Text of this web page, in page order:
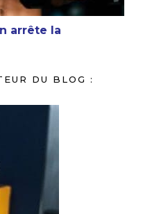
arrête la
DU BLOG :